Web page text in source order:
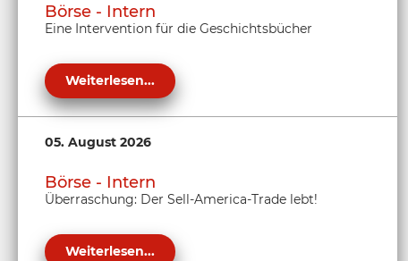
Börse - Intern
Eine Intervention für die Geschichtsbücher
Weiterlesen...
05. August 2026
Börse - Intern
Überraschung: Der Sell-America-Trade lebt!
Weiterlesen...